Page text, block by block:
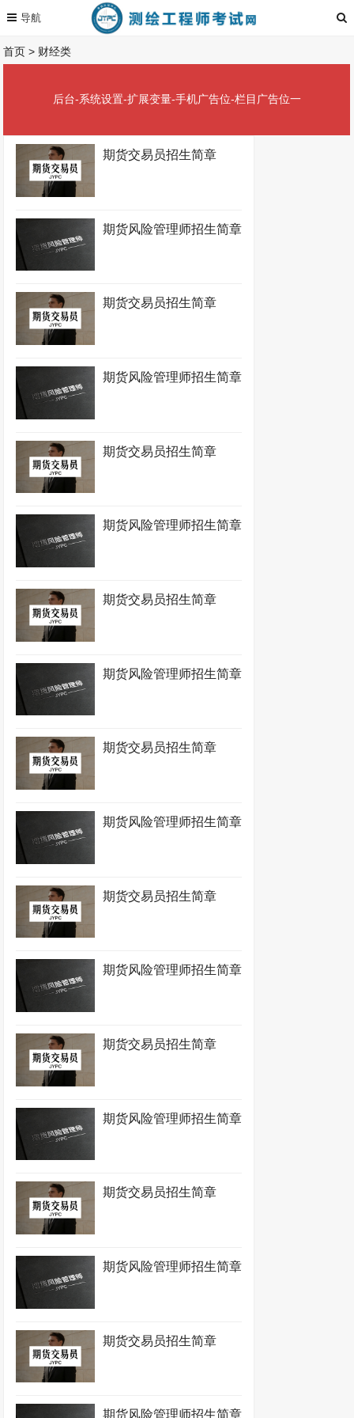
首页 > 财经类
后台-系统设置-扩展变量-手机广告位-栏目广告位一
期货交易员招生简章
期货风险管理师招生简章
期货交易员招生简章
期货风险管理师招生简章
期货交易员招生简章
期货风险管理师招生简章
期货交易员招生简章
期货风险管理师招生简章
期货交易员招生简章
期货风险管理师招生简章
期货交易员招生简章
期货风险管理师招生简章
期货交易员招生简章
期货风险管理师招生简章
期货交易员招生简章
期货风险管理师招生简章
期货交易员招生简章
期货风险管理师招生简章